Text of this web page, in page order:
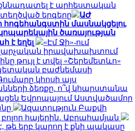
է արհեստական
երգերը
ԱԺ
մասնակցելու
ծառայության
է եղել
«Էմ Ջի»-ում
վարչական իրավախախտում
թույլ է տվել «Շերեմետևո»
բաժնեմասի
կհոսի այս
ձեռքը. ո՞վ կհարստանա
Եվրոպայում Աստվածամոր
Ազատություն Բաքվի
հայերին․ Աբրահամյան
թե երբ կարող է քնի պակասը